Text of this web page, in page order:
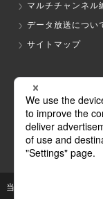
マルチチャンネル
データ放送につい
サイトマップ
グループ会社
テレビ朝日
当社が著作権、著作隣